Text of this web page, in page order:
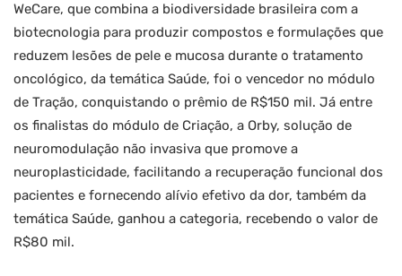
WeCare, que combina a biodiversidade brasileira com a
biotecnologia para produzir compostos e formulações que
reduzem lesões de pele e mucosa durante o tratamento
oncológico, da temática Saúde, foi o vencedor no módulo
de Tração, conquistando o prêmio de R$150 mil. Já entre
os finalistas do módulo de Criação, a Orby, solução de
neuromodulação não invasiva que promove a
neuroplasticidade, facilitando a recuperação funcional dos
pacientes e fornecendo alívio efetivo da dor, também da
temática Saúde, ganhou a categoria, recebendo o valor de
R$80 mil.